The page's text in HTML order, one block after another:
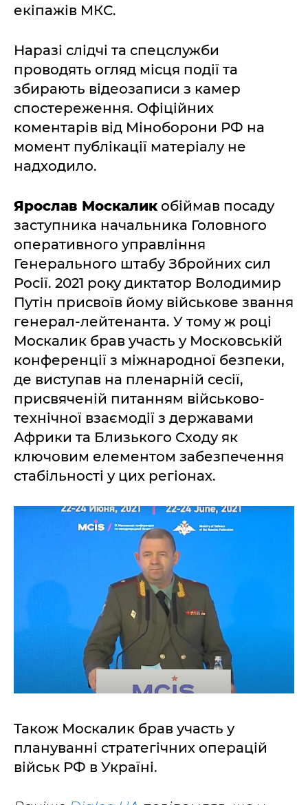
екіпажів МКС.
Наразі слідчі та спецслужби
проводять огляд місця події та
збирають відеозаписи з камер
спостереження. Офіційних
коментарів від Міноборони РФ на
момент публікації матеріалу не
надходило.
Ярослав Москалик обіймав посаду
заступника начальника Головного
оперативного управління
Генерального штабу Збройних сил
Росії. 2021 року диктатор Володимир
Путін присвоїв йому військове звання
генерал-лейтенанта. У тому ж році
Москалик брав участь у Московській
конференції з міжнародної безпеки,
де виступав на пленарній сесії,
присвяченій питанням військово-
технічної взаємодії з державами
Африки та Близького Сходу як
ключовим елементом забезпечення
стабільності у цих регіонах.
Також Москалик брав участь у
плануванні стратегічних операцій
військ РФ в Україні.